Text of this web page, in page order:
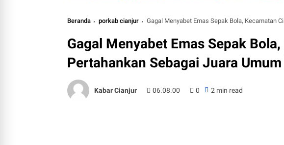
Beranda porkab cianjur Gagal Menyabet Emas Sepak Bola, Kecamatan
Gagal Menyabet Emas Sepak
Pertahankan Sebagai Juara
Kabar Cianjur 06.08.00 0 2 min read